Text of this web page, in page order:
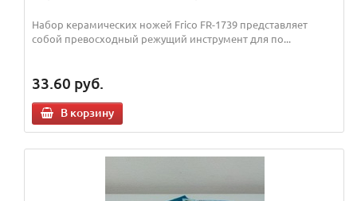
Набор керамических ножей Frico FR-1739 представляет
собой превосходный режущий инструмент для по...
33.60 руб.
В корзину